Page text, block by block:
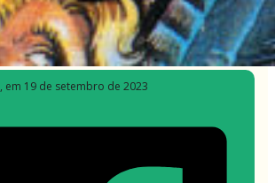
, em 19 de setembro de 2023